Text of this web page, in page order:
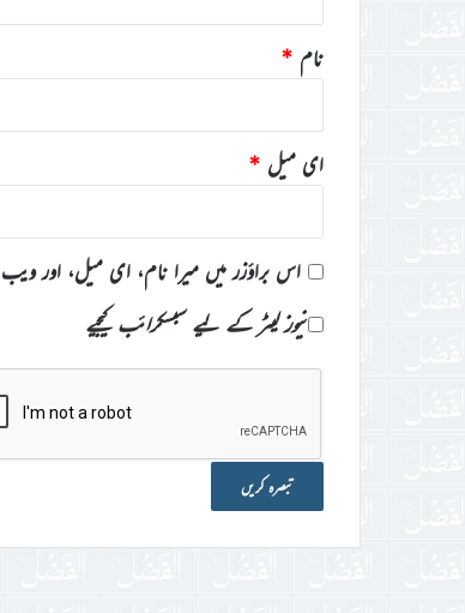
نام *
ای میل *
اس براؤزر میں میرا نام، ای میل، اور
نیوز لیٹر کے لیے سبسکرائب کیجیے